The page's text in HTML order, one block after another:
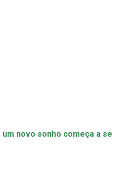
um novo sonho começa a se